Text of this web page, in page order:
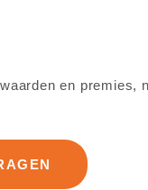
en premies,